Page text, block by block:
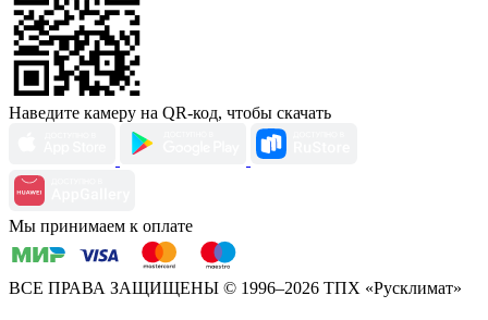
Наведите камеру на QR-код, чтобы скачать
Мы принимаем к оплате
ВСЕ ПРАВА ЗАЩИЩЕНЫ © 1996–2026 ТПХ «Русклимат»